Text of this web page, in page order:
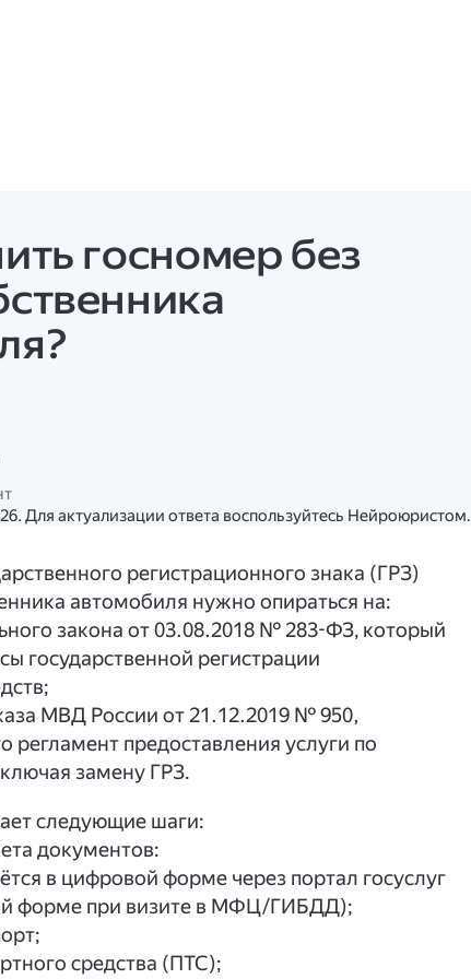
госномер без
Для актуализации ответа воспользуйтесь Нейроюристом.
регистрационного знака (ГРЗ)
автомобиля нужно опираться на:
закона от 03.08.2018 № 283-ФЗ, который
государственной регистрации
МВД России от 21.12.2019 № 950,
регламент предоставления услуги по
замену ГРЗ.
следующие шаги:
документов:
в цифровой форме через портал госуслуг
форме при визите в МФЦ/ГИБДД);
средства (ПТС);